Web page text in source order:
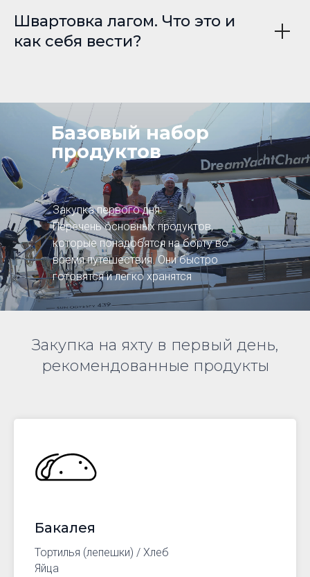
Швартовка лагом. Что это и
как себя вести?
Базовый набор
продуктов
Закупка первого дня:
Перечень основных продуктов,
которые понадобятся на борту во
время путешествия. Они быстро
готовятся и легко хранятся
Закупка на яхту в первый день,
рекомендованные продукты
Бакалея
Тортилья (лепешки) / Хлеб
Яйца